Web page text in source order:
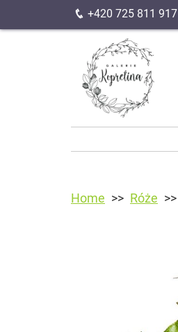
+420 725 811 917
Home Róże